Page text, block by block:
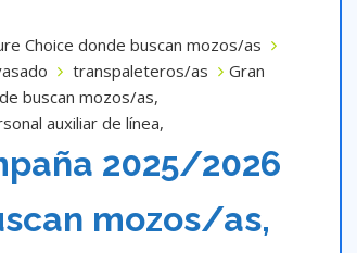
Choice donde buscan mozos/as
transpaleteros/as
Gran
buscan mozos/as,
auxiliar de línea,
2025/2026
mozos/as,